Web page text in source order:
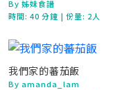
By 姊妹食譜
時間:40 分鐘 | 份量: 2人
我們家的蕃茄飯
By amanda_lam